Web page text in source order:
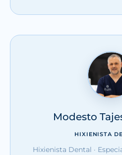
Modesto
HIXIENISTA
Hixienista Dental ·